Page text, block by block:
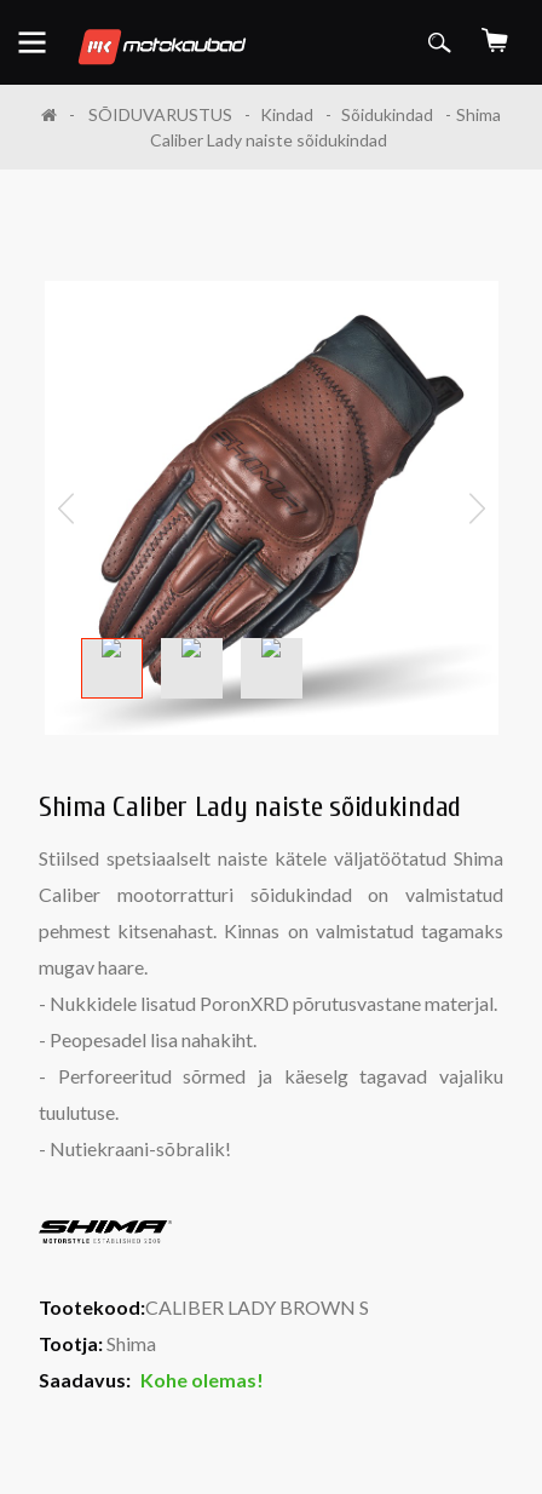
SÕIDUVARUSTUS Kindad Sõidukindad
Shima
Caliber Lady naiste sõidukindad
Shima Caliber Lady naiste sõidukindad
Stiilsed spetsiaalselt naiste kätele väljatöötatud Shima
Caliber mootorratturi sõidukindad on valmistatud
pehmest kitsenahast. Kinnas on valmistatud tagamaks
mugav haare.
- Nukkidele lisatud PoronXRD põrutusvastane materjal.
- Peopesadel lisa nahakiht.
- Perforeeritud sõrmed ja käeselg tagavad vajaliku
tuulutuse.
- Nutiekraani-sõbralik!
Tootekood:CALIBER LADY BROWN S
Tootja:Shima
Saadavus: Kohe olemas!